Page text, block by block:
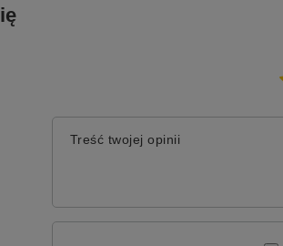
Treść twojej opinii